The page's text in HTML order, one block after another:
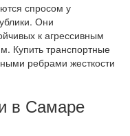
спросом у
Они
к агрессивным
Купить транспортные
ребрами жесткости
в Самаре